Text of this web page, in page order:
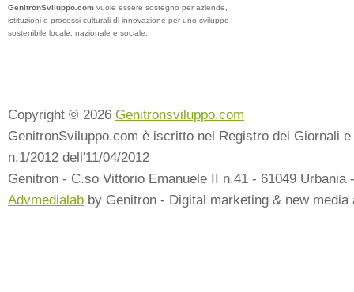
GenitronSviluppo.com vuole essere sostegno per aziende,
istituzioni e processi culturali di innovazione per uno sviluppo
sostenibile locale, nazionale e sociale.
Copyright © 2026 Genitronsviluppo.com
GenitronSviluppo.com è iscritto nel Registro dei Giornali
n.1/2012 dell'11/04/2012
Genitron - C.so Vittorio Emanuele II n.41 - 61049 Urbania
Advmedialab by Genitron - Digital marketing & new media